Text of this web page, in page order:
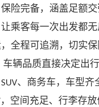
险完备，涵盖足额
乘客每一次出发都
全程可追溯，切实
车辆品质直接决定出
SUV、商务车，车型齐
，空间充足、行李存